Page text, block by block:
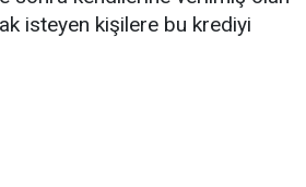
isteyen kişilere bu krediyi